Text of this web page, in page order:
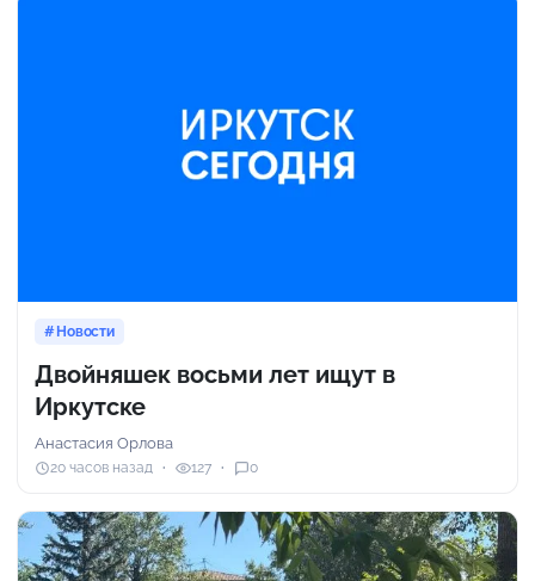
Новости
Двойняшек восьми лет ищут в
Иркутске
Анастасия Орлова
20 часов назад 127 0